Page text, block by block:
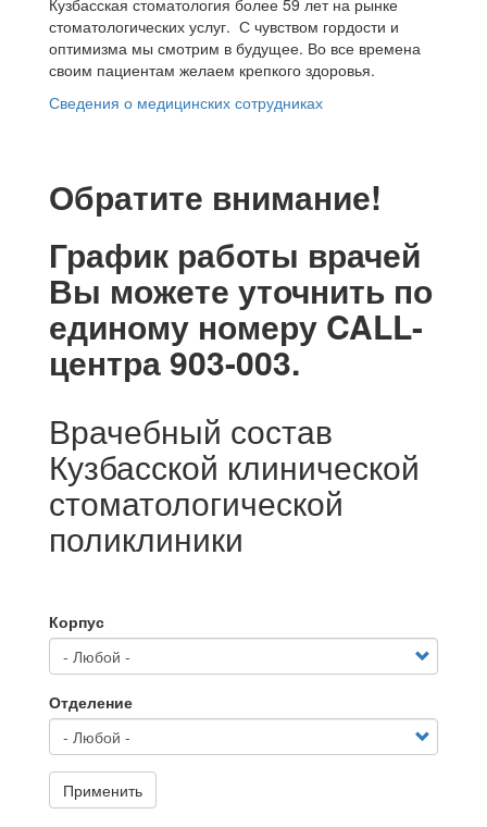
Кузбасская стоматология более 59 лет на рынке
стоматологических услуг. С чувством гордости и
оптимизма мы смотрим в будущее. Во все времена
своим пациентам желаем крепкого здоровья.
Сведения о медицинских сотрудниках
Обратите внимание!
График работы врачей
Вы можете уточнить по
единому номеру CALL-
центра 903-003.
Врачебный состав
Кузбасской клинической
стоматологической
поликлиники
Корпус
Отделение
Применить